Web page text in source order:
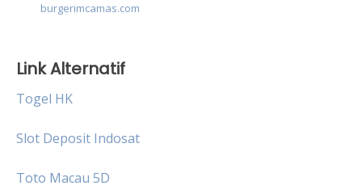
burgerimcamas.com
Link Alternatif
Togel HK
Slot Deposit Indosat
Toto Macau 5D